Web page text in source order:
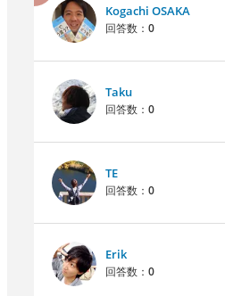
Kogachi OSAKA
回答数： 0
Taku
回答数： 0
TE
回答数： 0
Erik
回答数： 0